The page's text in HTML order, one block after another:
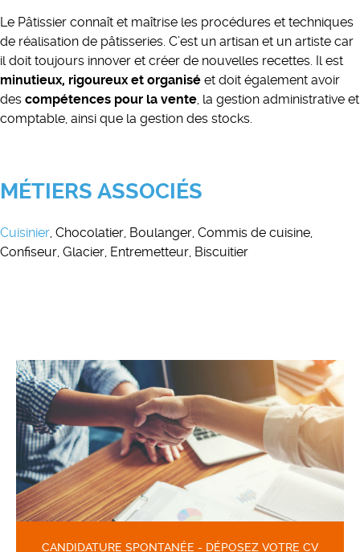
Le Pâtissier connaît et maîtrise les procédures et techniques
de réalisation de pâtisseries. C’est un artisan et un artiste car
il doit toujours innover et créer de nouvelles recettes. Il est
minutieux, rigoureux et organisé et doit également avoir
des compétences pour la vente, la gestion administrative et
comptable, ainsi que la gestion des stocks.
MÉTIERS ASSOCIÉS
Cuisinier, Chocolatier, Boulanger, Commis de cuisine,
Confiseur, Glacier, Entremetteur, Biscuitier
CANDIDATURE SPONTANÉE - DÉPOSEZ VOTRE CV